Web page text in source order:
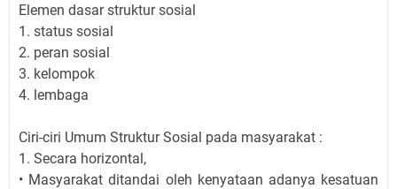
Elemen dasar struktur sosial
1. status sosial
2. peran sosial
3. kelompok
4. lembaga
Ciri-ciri Umum Struktur Sosial pada masyarakat :
1. Secara horizontal,
• Masyarakat ditandai oleh kenyataan adanya kesatuan